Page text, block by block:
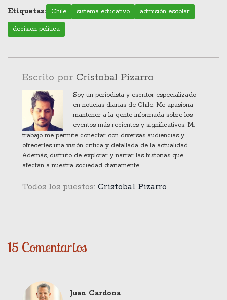
escolares, sino también moldear el rol que el
Estado jugará en esta crucial parte de la vida de
millones de estudiantes. La pregunta en el aire es
mayor libertad de elección a los padres, sin
recurrir a medidas que puedan dividir aún más el
panorama educativo chileno.
Etiquetas: Chile sistema educativo admisión escolar
decisión política
Escrito por Cristobal Pizarro
Soy un periodista y escritor especializado
en noticias diarias de Chile. Me apasiona
mantener a la gente informada sobre los
eventos más recientes y significativos. Mi
trabajo me permite conectar con diversas audiencias y
ofrecerles una visión crítica y detallada de la actualidad.
Además, disfruto de explorar y narrar las historias que
afectan a nuestra sociedad diariamente.
Todos los puestos: Cristobal Pizarro
15 Comentarios
Juan Cardona